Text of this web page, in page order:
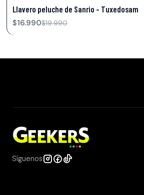
Llavero peluche de Sanrio – Tuxedosam
$16.990$19.990
Síguenos